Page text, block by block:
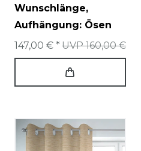
Wunschlänge,
Aufhängung: Ösen
UVP 160,00 €
147,00 € *